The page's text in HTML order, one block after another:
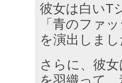
彼女は白いT
「青のファ
を演出しまし
さらに、彼